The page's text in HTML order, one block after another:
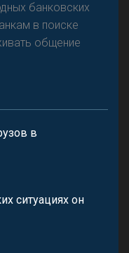
банковских
в поиске
общение
в
ситуациях он